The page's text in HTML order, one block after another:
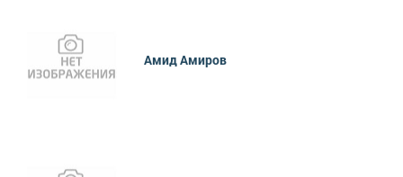
Амид Амиров